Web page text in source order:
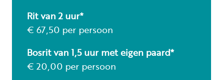
Rit van 2 uur*
€ 67,50 per persoon
Bosrit van 1,5 uur met eigen paard*
€ 20,00 per persoon